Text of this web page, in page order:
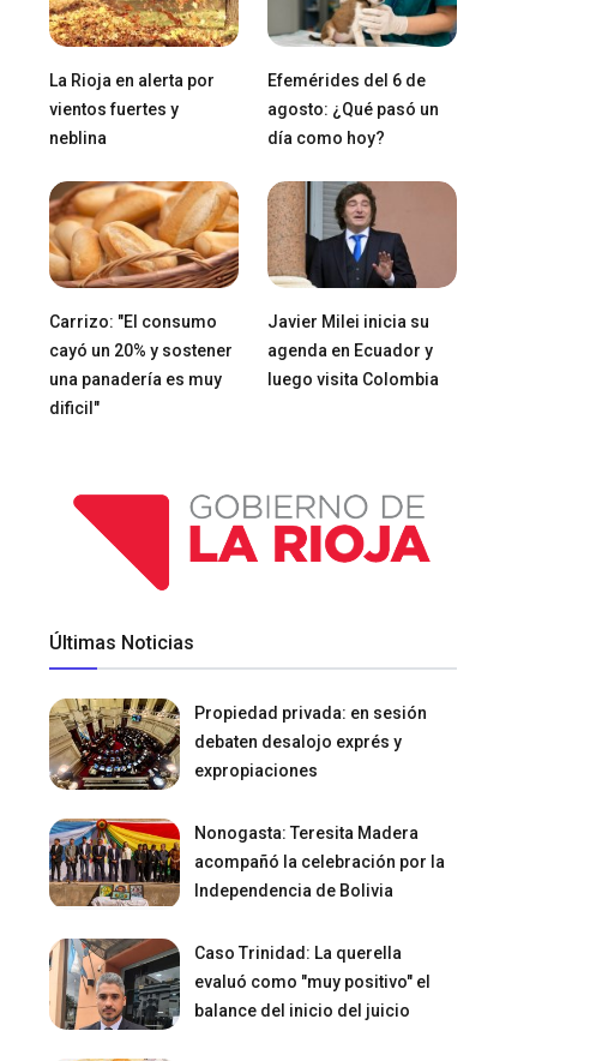
La Rioja en alerta por
vientos fuertes y
neblina
Efemérides del 6 de
agosto: ¿Qué pasó un
día como hoy?
Carrizo: "El consumo
cayó un 20% y sostener
una panadería es muy
dificil"
Javier Milei inicia su
agenda en Ecuador y
luego visita Colombia
Últimas Noticias
Propiedad privada: en sesión
debaten desalojo exprés y
expropiaciones
Nonogasta: Teresita Madera
acompañó la celebración por la
Independencia de Bolivia
Caso Trinidad: La querella
evaluó como "muy positivo" el
balance del inicio del juicio